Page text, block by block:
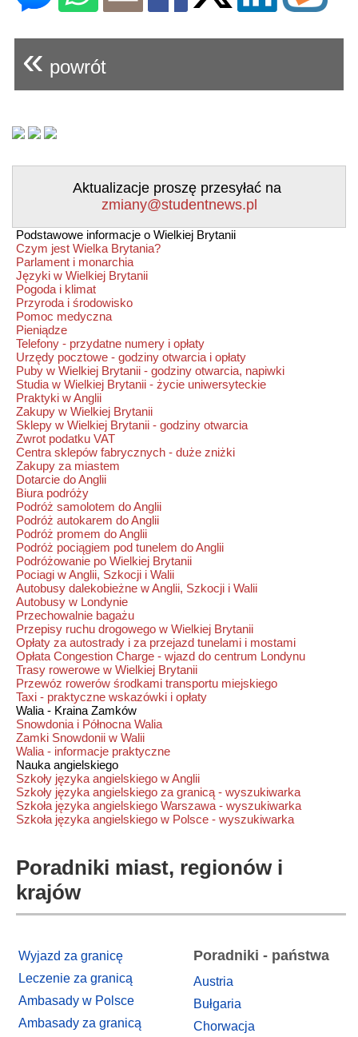
« powrót
Aktualizacje proszę przesyłać na
zmiany@studentnews.pl
Podstawowe informacje o Wielkiej Brytanii
Czym jest Wielka Brytania?
Parlament i monarchia
Języki w Wielkiej Brytanii
Pogoda i klimat
Przyroda i środowisko
Pomoc medyczna
Pieniądze
Telefony - przydatne numery i opłaty
Urzędy pocztowe - godziny otwarcia i opłaty
Puby w Wielkiej Brytanii - godziny otwarcia, napiwki
Studia w Wielkiej Brytanii - życie uniwersyteckie
Praktyki w Anglii
Zakupy w Wielkiej Brytanii
Sklepy w Wielkiej Brytanii - godziny otwarcia
Zwrot podatku VAT
Centra sklepów fabrycznych - duże zniżki
Zakupy za miastem
Dotarcie do Anglii
Biura podróży
Podróż samolotem do Anglii
Podróż autokarem do Anglii
Podróż promem do Anglii
Podróż pociągiem pod tunelem do Anglii
Podróżowanie po Wielkiej Brytanii
Pociagi w Anglii, Szkocji i Walii
Autobusy dalekobieżne w Anglii, Szkocji i Walii
Autobusy w Londynie
Przechowalnie bagażu
Przepisy ruchu drogowego w Wielkiej Brytanii
Opłaty za autostrady i za przejazd tunelami i mostami
Opłata Congestion Charge - wjazd do centrum Londynu
Trasy rowerowe w Wielkiej Brytanii
Przewóz rowerów środkami transportu miejskiego
Taxi - praktyczne wskazówki i opłaty
Walia - Kraina Zamków
Snowdonia i Północna Walia
Zamki Snowdonii w Walii
Walia - informacje praktyczne
Nauka angielskiego
Szkoły języka angielskiego w Anglii
Szkoły języka angielskiego za granicą - wyszukiwarka
Szkoła języka angielskiego Warszawa - wyszukiwarka
Szkoła języka angielskiego w Polsce - wyszukiwarka
Poradniki miast, regionów i
krajów
Wyjazd za granicę
Leczenie za granicą
Ambasady w Polsce
Ambasady za granicą
Poradniki - państwa
Austria
Bułgaria
Chorwacja